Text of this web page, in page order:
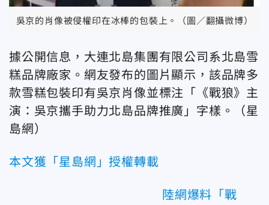
吳京的肖像被侵權印在冰棒的包裝上。（圖／翻攝微博）
據公開信息，大連北島集團有限公司系北島雪
糕品牌廠家。網友發布的圖片顯示，該品牌多
款雪糕包裝印有吳京肖像並標注「《戰狼》主
演：吳京攜手助力北島品牌推廣」字樣。（星
島網）
本文獲「星島網」授權轉載
陸網爆料「戰